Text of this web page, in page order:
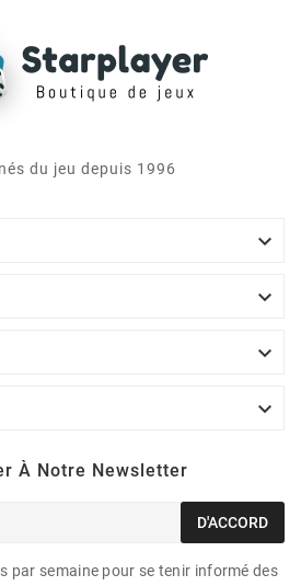
du jeu depuis 1996




À Notre Newsletter
D'ACCORD
par semaine pour se tenir informé des